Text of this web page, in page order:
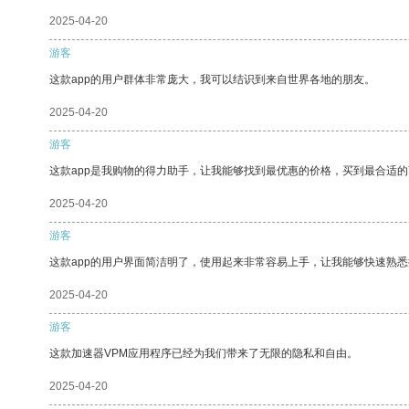
2025-04-20
游客
这款app的用户群体非常庞大，我可以结识到来自世界各地的朋友。
2025-04-20
游客
这款app是我购物的得力助手，让我能够找到最优惠的价格，买到最合适的
2025-04-20
游客
这款app的用户界面简洁明了，使用起来非常容易上手，让我能够快速熟悉
2025-04-20
游客
这款加速器VPM应用程序已经为我们带来了无限的隐私和自由。
2025-04-20